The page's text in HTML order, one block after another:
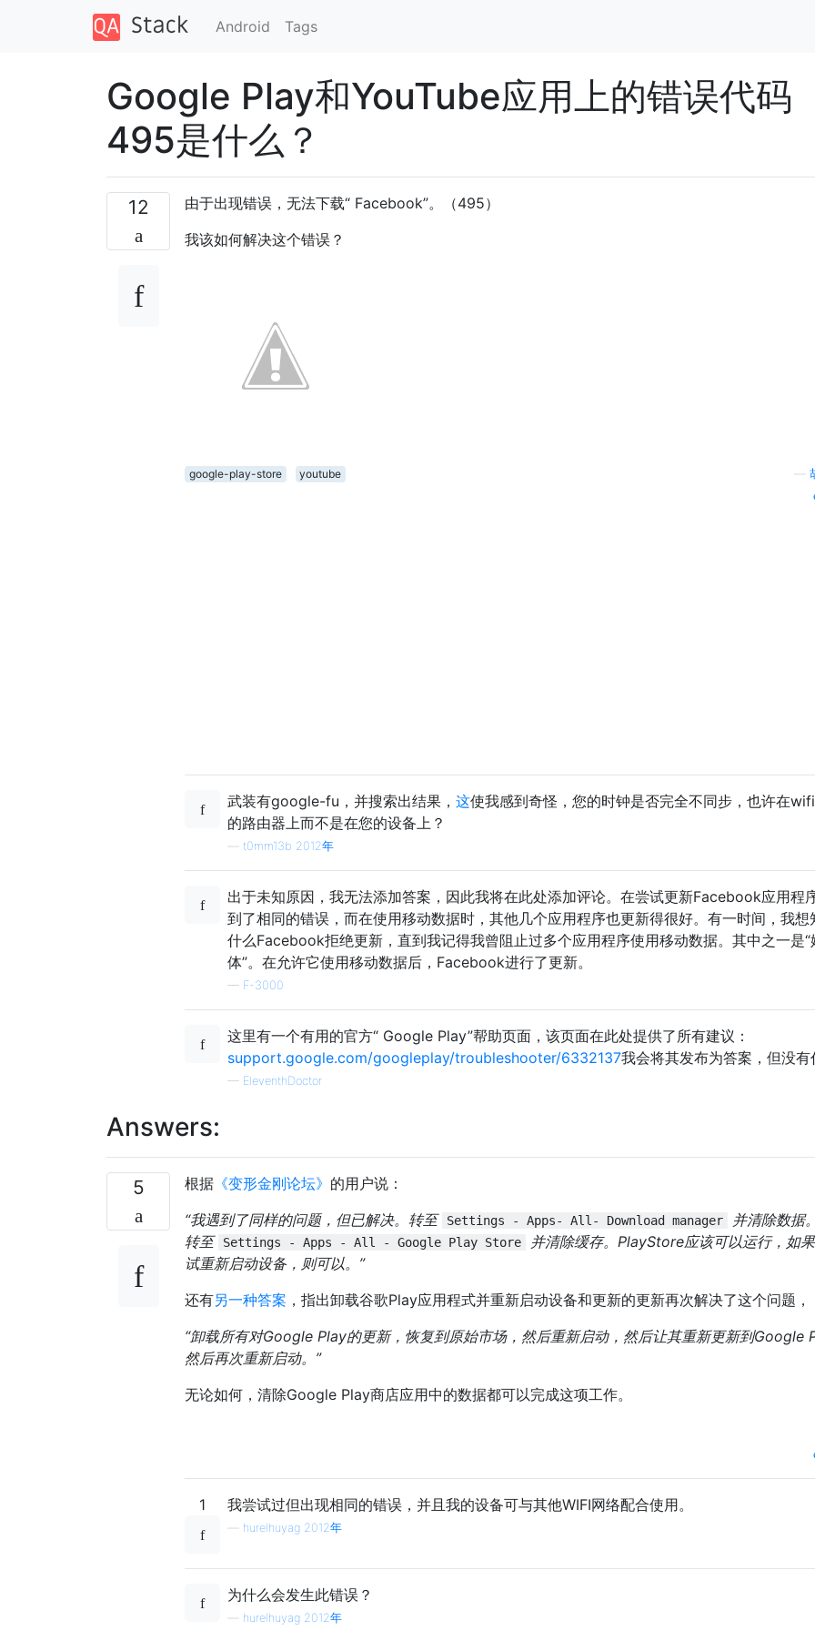
Android Tags
Google Play和YouTube应用上的错误代码
495是什么？
12
由于出现错误，无法下载“ Facebook”。（495）
我该如何解决这个错误？
google-play-store youtube
武装有google-fu，并搜索出结果， 这使我感到奇怪，您的时钟是否完全不同步，也许在
的路由器上而不是在您的设备上？
t0mm13b 2012年
出于未知原因，我无法添加答案，因此我将在此处添加评论。在尝试更新Facebook应用程
到了相同的错误，而在使用移动数据时，其他几个应用程序也更新得很好。有一时间，我想
什么Facebook拒绝更新，直到我记得我曾阻止过多个应用程序使用移动数据。其中之一是“
体”。在允许它使用移动数据后，Facebook进行了更新。
— F-3000
这里有一个有用的官方“ Google Play”帮助页面，该页面在此处提供了所有建议：
support.google.com/googleplay/troubleshooter/6332137我会将其发布为答案，但没有
— EleventhDoctor
Answers:
5 根据 《变形金刚论坛》 的用户说：
“我遇到了同样的问题，但已解决。转至
Settings - Apps- All- Download manager
并清除数据
转至
Settings - Apps - All - Google Play Store
并清除缓存。PlayStore应该可以运行，如
试重新启动设备，则可以。”
还有另一种答案 ，指出卸载谷歌Play应用程式并重新启动设备和更新的更新再次解决了这个问题，
“卸载所有对Google Play的更新，恢复到原始市场，然后重新启动，然后让其重新更新到Google
然后再次重新启动。”
无论如何，清除Google Play商店应用中的数据都可以完成这项工作。
1 我尝试过但出现相同的错误，并且我的设备可与其他WIFI网络配合使用。
hurelhuyag 2012年
为什么会发生此错误？
hurelhuyag 2012年